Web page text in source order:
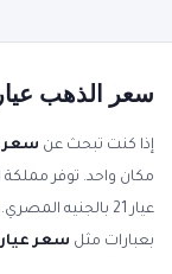
سعر الذهب عيار 21 اليوم وجرام ذهب 21 مجاناً أون لاين
إذا كنت تبحث عن سعر
مكان واحد. توفر مملكة
بعبارات مثل سعر عيار 21 بالجنيه